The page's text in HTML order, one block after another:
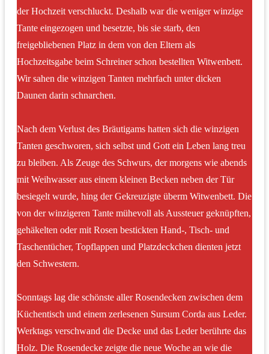
der Hochzeit verschluckt. Deshalb war die weniger winzige
Tante eingezogen und besetzte, bis sie starb, den
freigebliebenen Platz in dem von den Eltern als
Hochzeitsgabe beim Schreiner schon bestellten Witwenbett.
Wir sahen die winzigen Tanten mehrfach unter dicken
Daunen darin schnarchen.
Nach dem Verlust des Bräutigams hatten sich die winzigen
Tanten geschworen, sich selbst und Gott ein Leben lang treu
zu bleiben. Als Zeuge des Schwurs, der morgens wie abends
mit Weihwasser aus einem kleinen Becken neben der Tür
besiegelt wurde, hing der Gekreuzigte überm Witwenbett. Die
von der winzigeren Tante mühevoll als Aussteuer geknüpften,
gehäkelten oder mit Rosen bestickten Hand-, Tisch- und
Taschentücher, Topflappen und Platzdeckchen dienten jetzt
den Schwestern.
Sonntags lag die schönste aller Rosendecken zwischen dem
Küchentisch und einem zerlesenen Sursum Corda aus Leder.
Werktags verschwand die Decke und das Leder berührte das
Holz. Die Rosendecke zeigte die neue Woche an wie die